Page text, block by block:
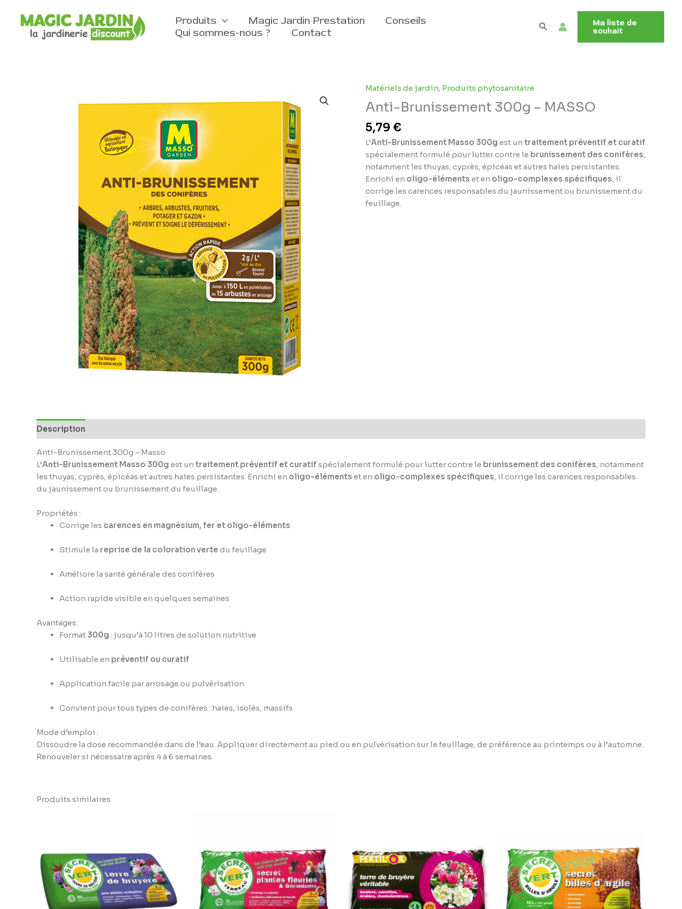
contenu
Produits Magic Jardin Prestation
Conseils
Qui sommes-nous ?
Contact
RechercherMa liste de
souhait
Matériels de jardin, Produits phytosanitaire
Anti-Brunissement 300g – MASSO
5,79 €
L’Anti-Brunissement Masso 300g est un traitement préventif et curatif
spécialement formulé pour lutter contre le brunissement des conifères,
notamment les thuyas, cyprès, épicéas et autres haies persistantes.
Enrichi en oligo-éléments et en oligo-complexes spécifiques, il
corrige les carences responsables du jaunissement ou brunissement du
feuillage.
Description
Anti-Brunissement 300g – Masso
L’Anti-Brunissement Masso 300g est un traitement préventif et curatif spécialement formulé pour lutter contre le brunissement des conifères, notamment
les thuyas, cyprès, épicéas et autres haies persistantes. Enrichi en oligo-éléments et en oligo-complexes spécifiques, il corrige les carences responsables
du jaunissement ou brunissement du feuillage.
Propriétés :
Corrige les carences en magnésium, fer et oligo-éléments
Stimule la reprise de la coloration verte du feuillage
Améliore la santé générale des conifères
Action rapide visible en quelques semaines
Avantages :
Format 300g : jusqu’à 10 litres de solution nutritive
Utilisable en préventif ou curatif
Application facile par arrosage ou pulvérisation
Convient pour tous types de conifères : haies, isolés, massifs
Mode d’emploi :
Dissoudre la dose recommandée dans de l’eau. Appliquer directement au pied ou en pulvérisation sur le feuillage, de préférence au printemps ou à l’automne.
Renouveler si nécessaire après 4 à 6 semaines.
Produits similaires
à
8,95 €